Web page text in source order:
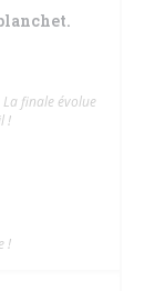
finale évolue
!
!